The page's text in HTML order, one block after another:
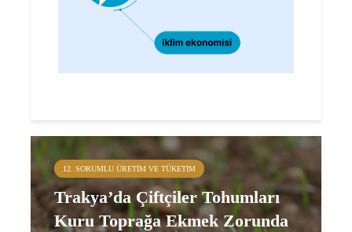
12. SORUMLU ÜRETIM VE TÜKETIM
Trakya’da Çiftçiler Tohumları
Kuru Toprağa Ekmek Zorunda